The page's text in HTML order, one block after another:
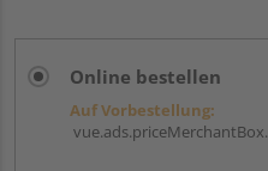
Online bestellen
Auf Vorbestellung: